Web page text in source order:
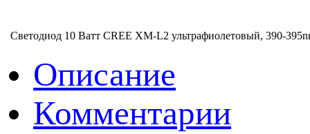
Светодиод 10 Ватт CREE XM-L2 ультрафиолетовый, 390-
Описание
Комментарии